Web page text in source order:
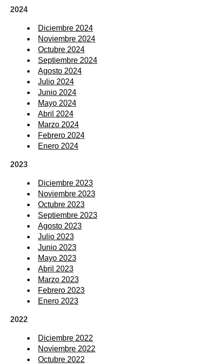
2024
Diciembre 2024
Noviembre 2024
Octubre 2024
Septiembre 2024
Agosto 2024
Julio 2024
Junio 2024
Mayo 2024
Abril 2024
Marzo 2024
Febrero 2024
Enero 2024
2023
Diciembre 2023
Noviembre 2023
Octubre 2023
Septiembre 2023
Agosto 2023
Julio 2023
Junio 2023
Mayo 2023
Abril 2023
Marzo 2023
Febrero 2023
Enero 2023
2022
Diciembre 2022
Noviembre 2022
Octubre 2022